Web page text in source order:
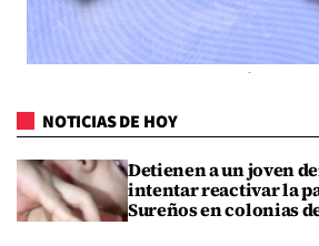
NOTICIAS DE HOY
Detienen a un joven
intentar reactivar la
Sureños en colonias